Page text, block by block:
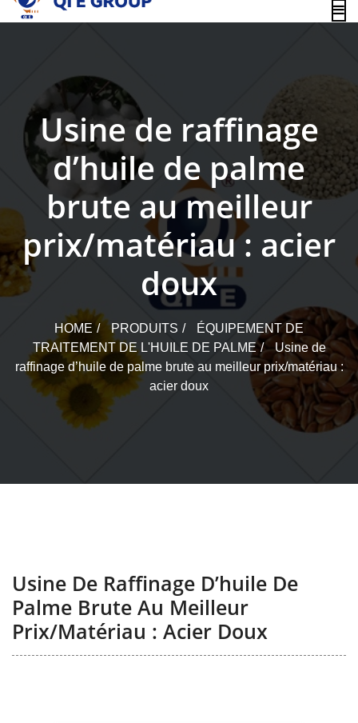
content
Usine de raffinage
d’huile de palme
brute au meilleur
prix/matériau : acier
doux
HOME PRODUITS
ÉQUIPEMENT DE
TRAITEMENT DE L'HUILE DE PALME
Usine de
raffinage d’huile de palme brute au meilleur prix/matériau :
acier doux
Usine De Raffinage D’huile De
Palme Brute Au Meilleur
Prix/matériau : Acier Doux